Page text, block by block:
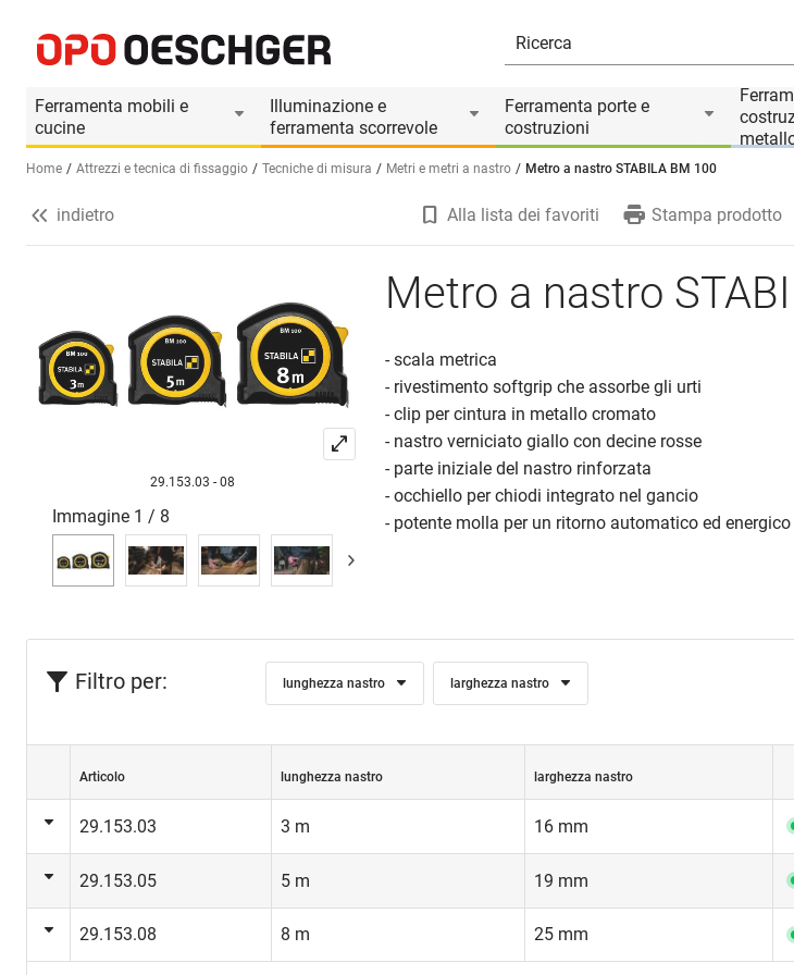
Ferramenta mobili e
cucine
Illuminazione e
ferramenta scorrevole
Ferramenta porte e
costruzioni
Seleziona una lingua (IT)
Home Attrezzi e tecnica di fissaggio Tecniche di misura Metri e metri a nastro Metro a nastro STABILA BM 100
Informazioni prodotto
Il prodotto è accessorio di
indietro Alla lista dei favoriti Stampa prodotto
29.153.03 - 08
Immagine 1 / 8
Metro a nastro
- scala metrica
- rivestimento softgrip che assorbe gli urti
- clip per cintura in metallo cromato
- nastro verniciato giallo con decine rosse
- parte iniziale del nastro rinforzata
- occhiello per chiodi integrato nel gancio
- potente molla per un ritorno automatico ed
Filtro per: lunghezza nastro larghezza nastro
Articolo lunghezza nastro larghezza nastro
29.153.03 3 m 16 mm
29.153.05 5 m 19 mm
29.153.08 8 m 25 mm